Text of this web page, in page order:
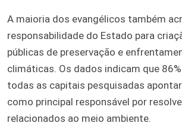
A maioria dos evangélicos também
responsabilidade do Estado para
públicas de preservação e
climáticas. Os dados indicam que
todas as capitais pesquisadas
como principal responsável por
relacionados ao meio ambiente.